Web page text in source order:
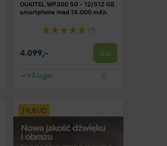
OUKITEL WP300 5G - 12/512 GB
smartphone med 16.000 mAh
(1)
4.099,- Vis
På lager
TILBUD